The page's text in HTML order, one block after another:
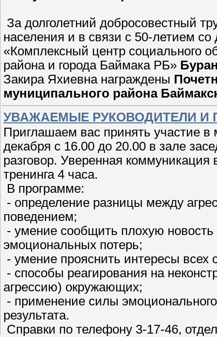
За долголетний добросовестный
населения и в связи с 50-летием
«Комплексный центр социального
района и города Баймака РБ»
Закира Яхиевна награждены
муниципального района
УВАЖАЕМЫЕ РУКОВОДИТЕЛИ И
Приглашаем вас принять участие в
декабря с 16.00 до 20.00 в зале
разговор. Уверенная коммуникация
тренинга 4 часа.
В программе:
- определение разницы между
поведением;
- умение сообщить плохую
эмоциональных потерь;
- умение прояснить интересы всех
- способы реагирования на
агрессию) окружающих;
- применение силы
результата.
Справки по телефону 3-17-46,